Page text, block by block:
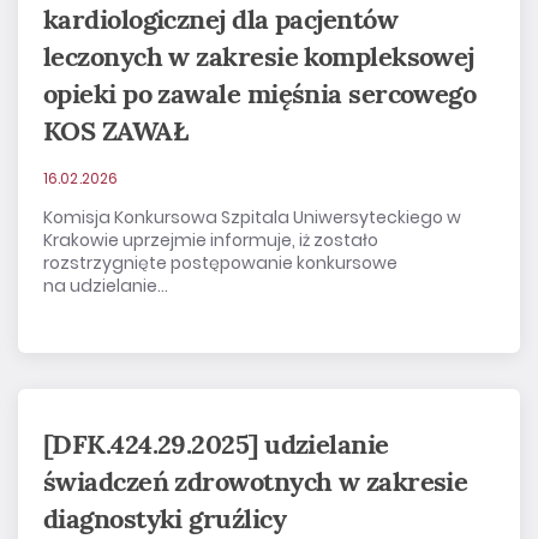
kardiologicznej dla pacjentów
leczonych w zakresie kompleksowej
opieki po zawale mięśnia sercowego
KOS ZAWAŁ
16.02.2026
Komisja Konkursowa Szpitala Uniwersyteckiego w
Krakowie uprzejmie informuje, iż zostało
rozstrzygnięte postępowanie konkursowe
na udzielanie...
[DFK.424.29.2025] udzielanie
świadczeń zdrowotnych w zakresie
diagnostyki gruźlicy